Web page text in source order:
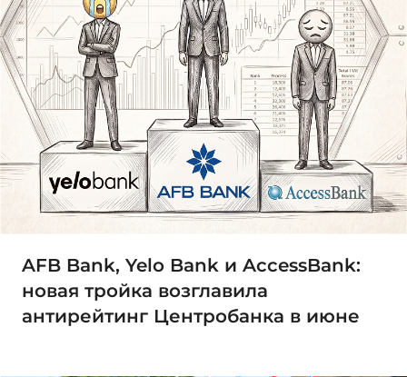
AFB Bank, Yelo Bank и AccessBank:
новая тройка возглавила
антирейтинг Центробанка в июне